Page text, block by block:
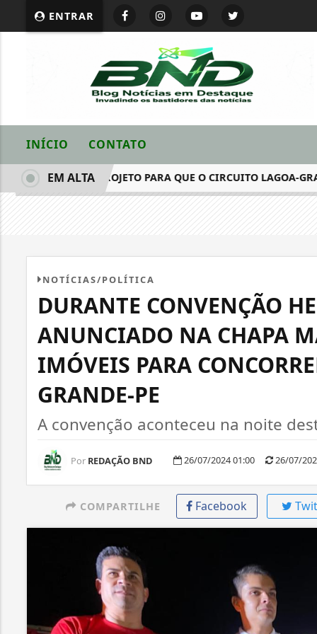
ENTRAR
INÍCIO CONTATO
APRESENTA PROJETO PARA QUE O CIRCUITO LAGOA-
EM ALTA
NOTÍCIAS/POLÍTICA
DURANTE CONVENÇÃO
ANUNCIADO NA CHAPA
IMÓVEIS PARA
GRANDE-PE
A convenção aconteceu na noite
Por REDAÇÃO BND 26/07/2024 01:00 26/07/
COMPARTILHE Facebook